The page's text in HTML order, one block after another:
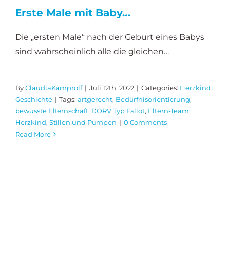
Erste Male mit Baby…
Die „ersten Male“ nach der Geburt eines Babys
sind wahrscheinlich alle die gleichen…
ByClaudiaKamprolf | Juli 12th, 2022 | Categories: Herzkind
Geschichte | Tags: artgerecht, Bedürfnisorientierung,
bewusste Elternschaft, DORV Typ Fallot, Eltern-Team,
Herzkind, Stillen und Pumpen | 0 Comments
Read More